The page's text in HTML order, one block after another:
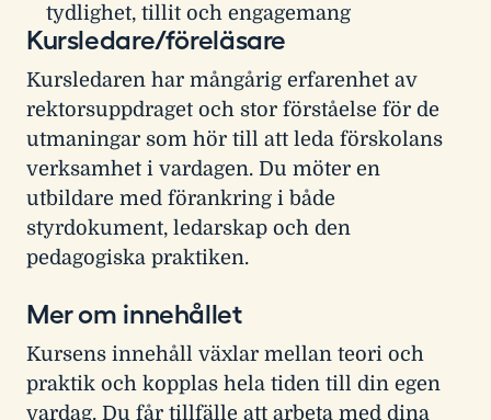
tydlighet, tillit och engagemang
Kursledare/föreläsare
Kursledaren har mångårig erfarenhet av
rektorsuppdraget och stor förståelse för de
utmaningar som hör till att leda förskolans
verksamhet i vardagen. Du möter en
utbildare med förankring i både
styrdokument, ledarskap och den
pedagogiska praktiken.
Mer om innehållet
Kursens innehåll växlar mellan teori och
praktik och kopplas hela tiden till din egen
vardag. Du får tillfälle att arbeta med dina